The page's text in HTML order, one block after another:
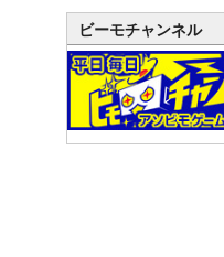
ビーモチャンネル